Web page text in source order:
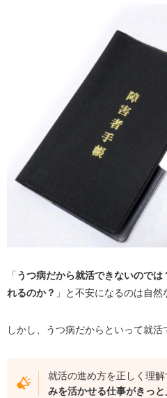
「 うつ病だから就活できないのでは
れるのか？ 」と不安になるのは自然
しかし、うつ病だからといって就活
就活の進め方を正しく理
みを活かせる仕事がきっと